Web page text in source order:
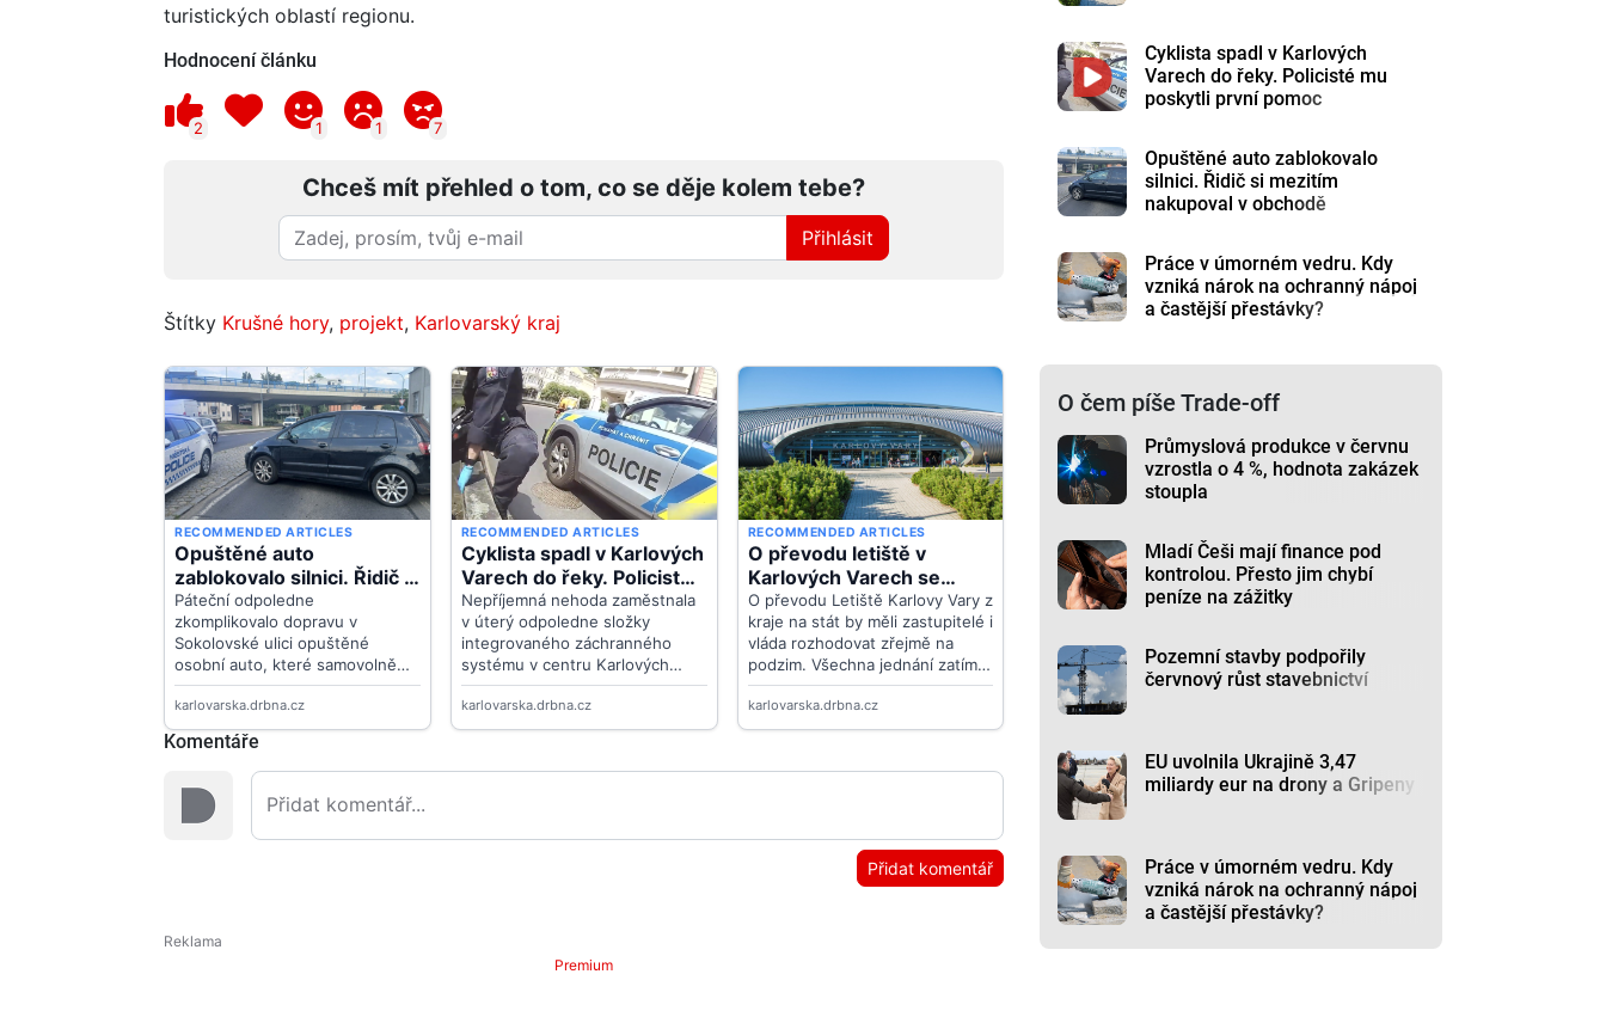
turistických oblastí regionu.
Hodnocení článku
2 1 1 7
Chceš mít přehled o tom, co se děje kolem tebe?
Přihlásit
Štítky Krušné hory, projekt, Karlovarský kraj
Komentáře
Přidat komentář
Premium
Cyklista spadl v Karlových
Varech do řeky. Policisté mu
poskytli první pomoc
Opuštěné auto zablokovalo
silnici. Řidič si mezitím
nakupoval v obchodě
Práce v úmorném vedru. Kdy
vzniká nárok na ochranný nápoj
a častější přestávky?
O čem píše Trade-off
Průmyslová produkce v červnu
vzrostla o 4 %, hodnota zakázek
stoupla
Mladí Češi mají finance pod
kontrolou. Přesto jim chybí
peníze na zážitky
Pozemní stavby podpořily
červnový růst stavebnictví
EU uvolnila Ukrajině 3,47
miliardy eur na drony a Gripeny
Práce v úmorném vedru. Kdy
vzniká nárok na ochranný nápoj
a častější přestávky?